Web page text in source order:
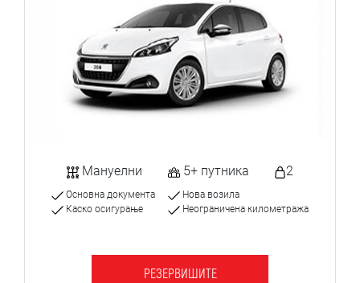
Мануелни 5+ путника 2
Основна документа
Каско осигурање
Нова возила
Неограничена километража
РЕЗЕРВИШИТЕ